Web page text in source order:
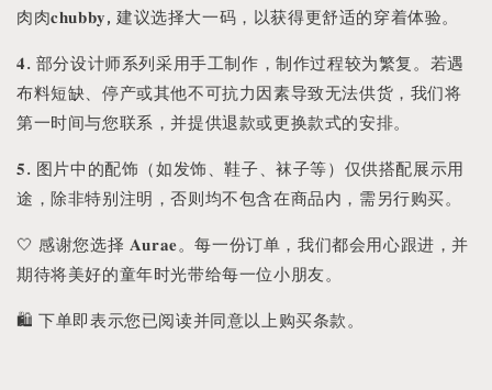
肉肉𝐜𝐡𝐮𝐛𝐛𝐲, 建议选择大一码，以获得更舒适的穿着体验。
𝟒. 部分设计师系列采用手工制作，制作过程较为繁复。若遇
布料短缺、停产或其他不可抗力因素导致无法供货，我们将
第一时间与您联系，并提供退款或更换款式的安排。
𝟓. 图片中的配饰（如发饰、鞋子、袜子等）仅供搭配展示用
途，除非特别注明，否则均不包含在商品内，需另行购买。
🤍 感谢您选择 𝐀𝐮𝐫𝐚𝐞。每一份订单，我们都会用心跟进，并
期待将美好的童年时光带给每一位小朋友。
🛍️ 下单即表示您已阅读并同意以上购买条款。